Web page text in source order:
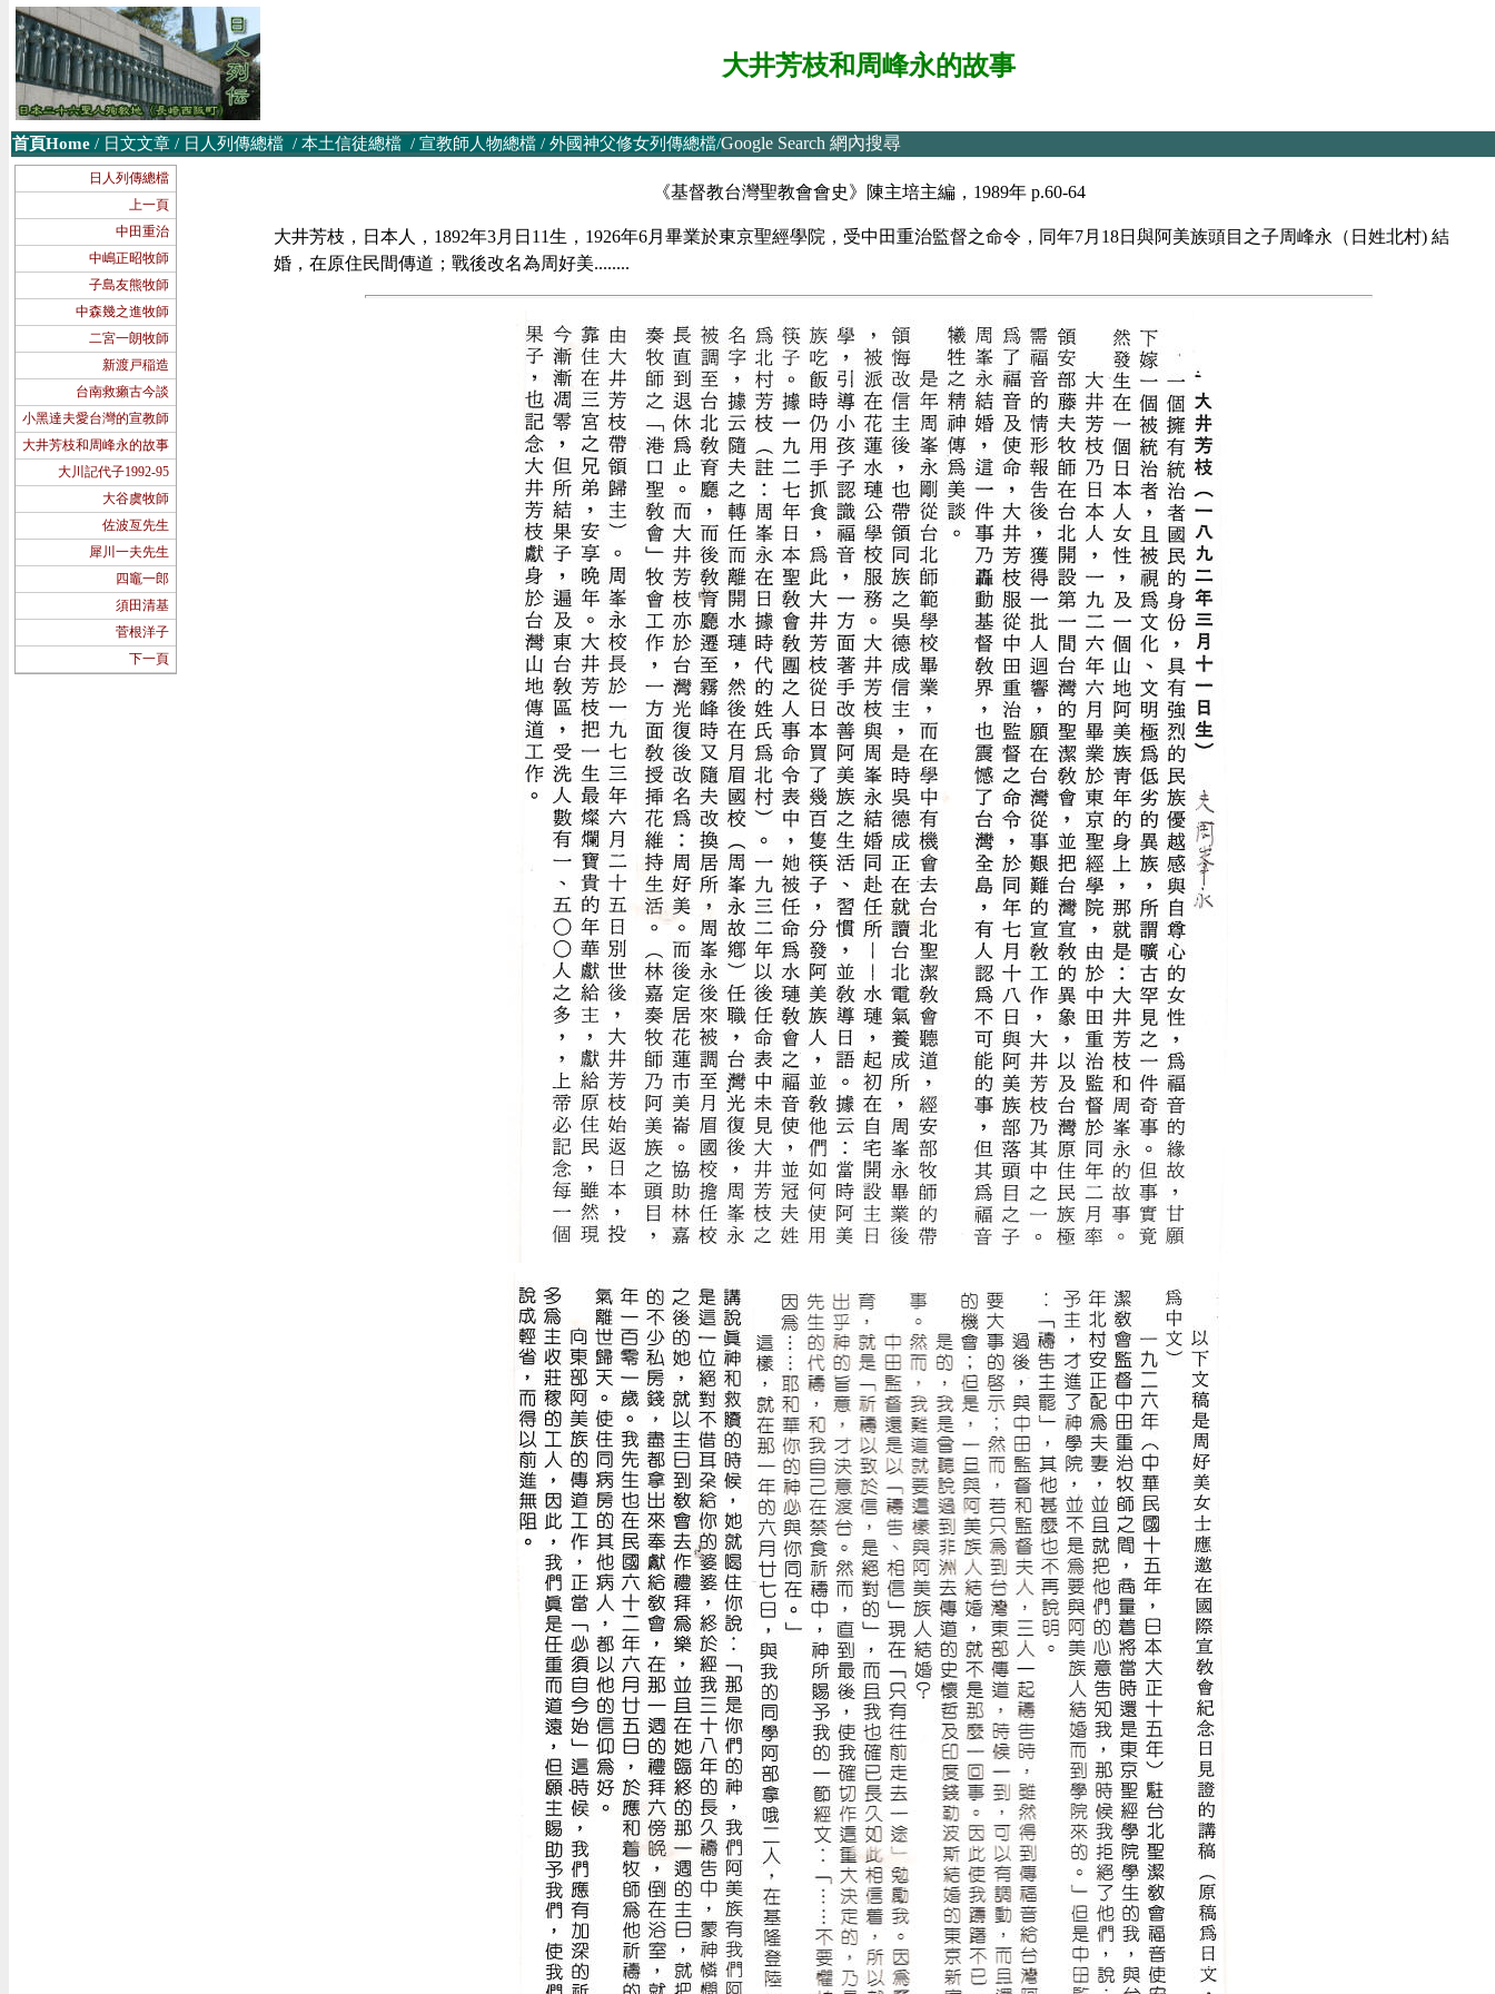
大井芳枝和周峰永的故事
首頁Home / 日文文章 / 日人列傳總檔 / 本土信徒總檔 / 宣教師人物總檔 / 外國神父修女列傳總檔/Google Search 網內搜尋
日人列傳總檔
上一頁
中田重治
中嶋正昭牧師
子島友熊牧師
中森幾之進牧師
二宮一朗牧師
新渡戸稲造
台南救癩古今談
小黑達夫愛台灣的宣教師
大井芳枝和周峰永的故事
大川記代子1992-95
大谷虞牧師
佐波亙先生
犀川一夫先生
四竈一郎
須田清基
菅根洋子
下一頁
《基督教台灣聖教會會史》陳主培主編，1989年 p.60-64
大井芳枝，日本人，1892年3月日11生，1926年6月畢業於東京聖經學院，受中田重治監督之命令，同年7月18日與阿美族頭目之子周峰永（日姓北村) 結
婚，在原住民間傳道；戰後改名為周好美........